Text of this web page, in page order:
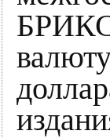
БРИКС